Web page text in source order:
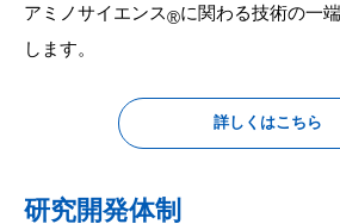
アミノサイエンス®に関わる技術の一
します。​
詳しくはこちら
研究開発体制